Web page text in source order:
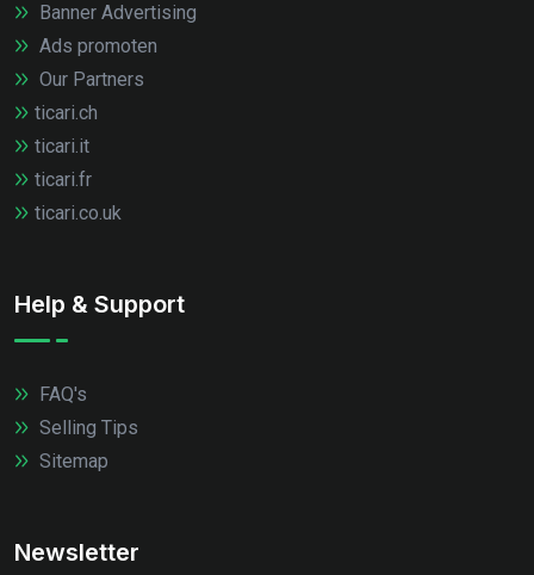
Banner Advertising
Ads promoten
Our Partners
ticari.ch
ticari.it
ticari.fr
ticari.co.uk
Help & Support
FAQ's
Selling Tips
Sitemap
Newsletter